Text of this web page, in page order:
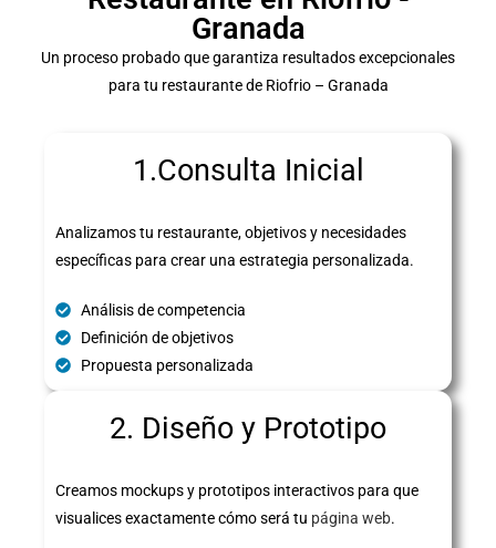
Granada
Un proceso probado que garantiza resultados excepcionales
para tu restaurante de Riofrio – Granada
1.Consulta Inicial
Analizamos tu restaurante, objetivos y necesidades
específicas para crear una estrategia personalizada.
Análisis de competencia
Definición de objetivos
Propuesta personalizada
2. Diseño y Prototipo
Creamos mockups y prototipos interactivos para que
visualices exactamente cómo será tu página web.